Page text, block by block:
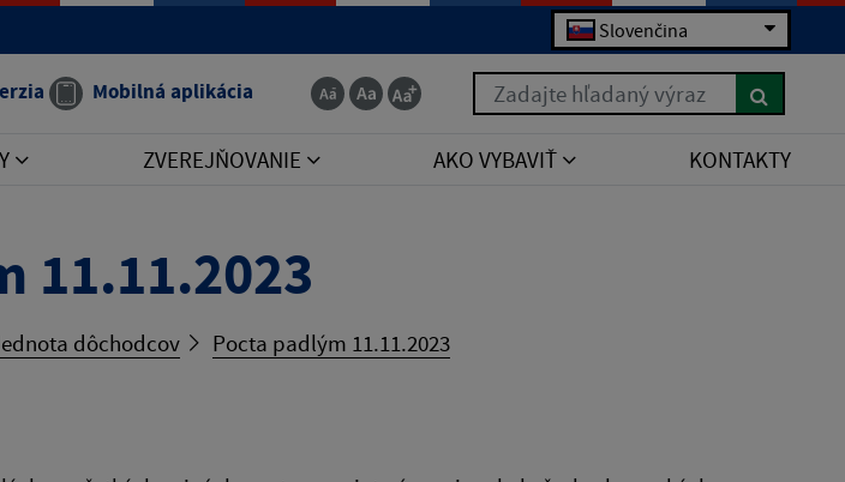
Slovenčina
Mobilná aplikácia Zadajte hľadaný výraz
ZVEREJŇOVANIE AKO VYBAVIŤ KONTAKTY
11.11.2023
dôchodcov Pocta padlým 11.11.2023